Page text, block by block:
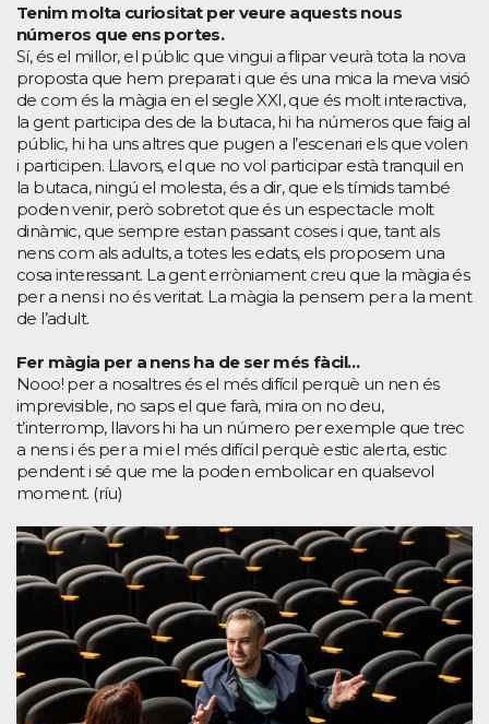
Tenim molta curiositat per veure aquests nous
números que ens portes.
Sí, és el millor, el públic que vingui a flipar veurà tota la nova
proposta que hem preparat i que és una mica la meva visió
de com és la màgia en el segle XXI, que és molt interactiva,
la gent participa des de la butaca, hi ha números que faig al
públic, hi ha uns altres que pugen a l’escenari els que volen
i participen. Llavors, el que no vol participar està tranquil en
la butaca, ningú el molesta, és a dir, que els tímids també
poden venir, però sobretot que és un espectacle molt
dinàmic, que sempre estan passant coses i que, tant als
nens com als adults, a totes les edats, els proposem una
cosa interessant. La gent erròniament creu que la màgia és
per a nens i no és veritat. La màgia la pensem per a la ment
de l’adult.
Fer màgia per a nens ha de ser més fàcil…
Nooo! per a nosaltres és el més difícil perquè un nen és
imprevisible, no saps el que farà, mira on no deu,
t’interromp, llavors hi ha un número per exemple que trec
a nens i és per a mi el més difícil perquè estic alerta, estic
pendent i sé que me la poden embolicar en qualsevol
moment. (ríu)